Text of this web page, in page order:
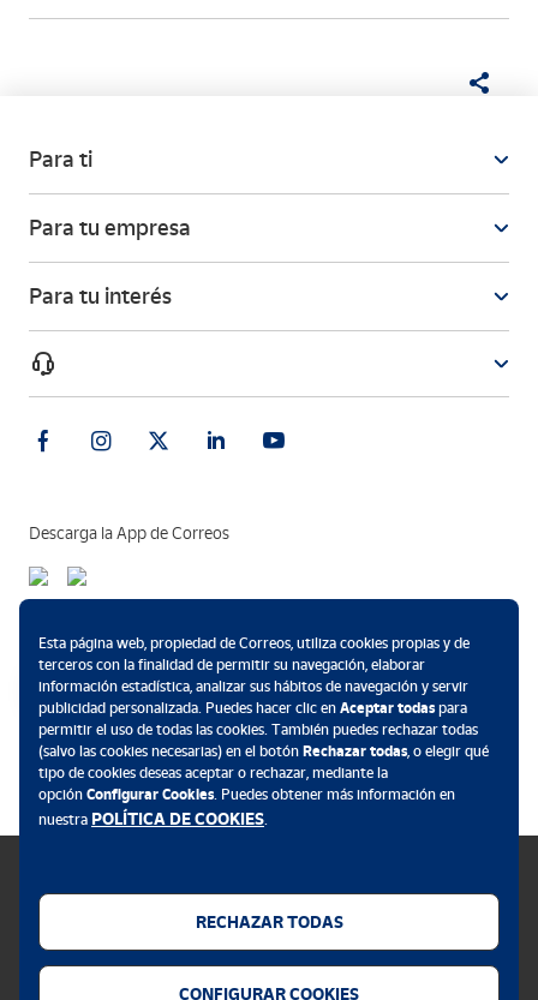
Para ti
Para tu empresa
Para tu interés
Descarga la App de Correos
Política de cookies
Esta página web, propiedad de Correos, utiliza cookies propias y de
terceros con la finalidad de permitir su navegación, elaborar
información estadística, analizar sus hábitos de navegación y servir
publicidad personalizada. Puedes hacer clic en Aceptar todaspara
permitir el uso de todas las cookies. También puedes rechazar todas
(salvo las cookies necesarias) en el botón Rechazar todas, o elegir qué
tipo de cookies deseas aceptar o rechazar, mediante la
opción Configurar Cookies. Puedes obtener más información en
nuestra POLÍTICA DE COOKIES.
RECHAZAR TODAS
CONFIGURAR COOKIES